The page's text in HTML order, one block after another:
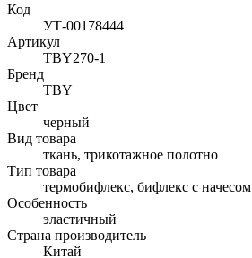
Код
УТ-00178444
Артикул
TBY270-1
Бренд
TBY
Цвет
черный
Вид товара
ткань, трикотажное полотно
Тип товара
термобифлекс, бифлекс с начесом
Особенность
эластичный
Страна производитель
Китай